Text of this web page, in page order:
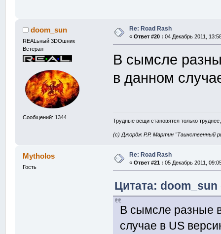
doom_sun
REALьный 3DOшник
Ветеран
Сообщений: 1344
Re: Road Rash
« Ответ #20 : 04 Декабрь 2011,
В сымсле
в данном
Трудные вещи становятся только
(с) Джордж Р.Р. Мартин "Таинственный
Mytholos
Гость
Re: Road Rash
« Ответ #21 : 05 Декабрь 2011,
Цитата: doom_sun
В сымсле разные
случае в US